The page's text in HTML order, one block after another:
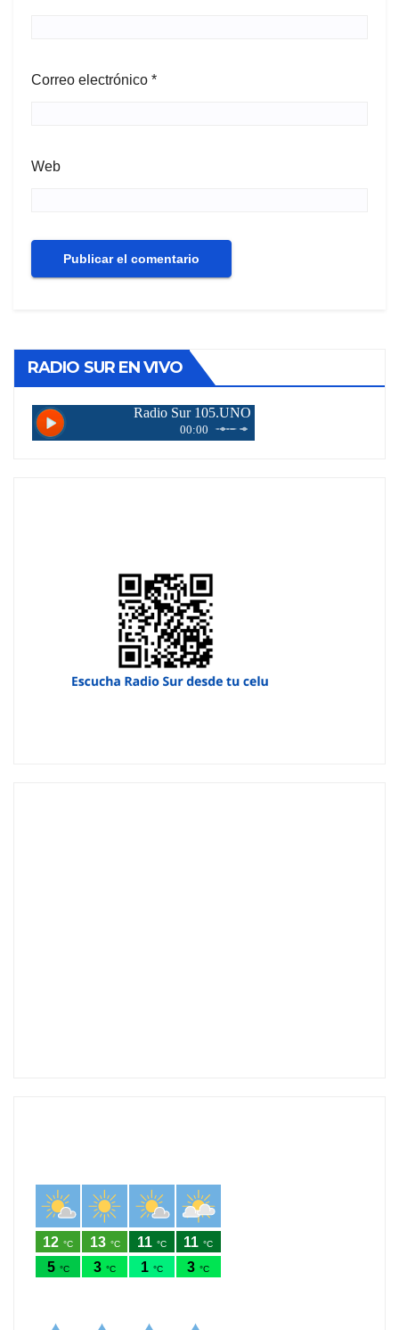
Correo electrónico *
Web
RADIO SUR EN VIVO